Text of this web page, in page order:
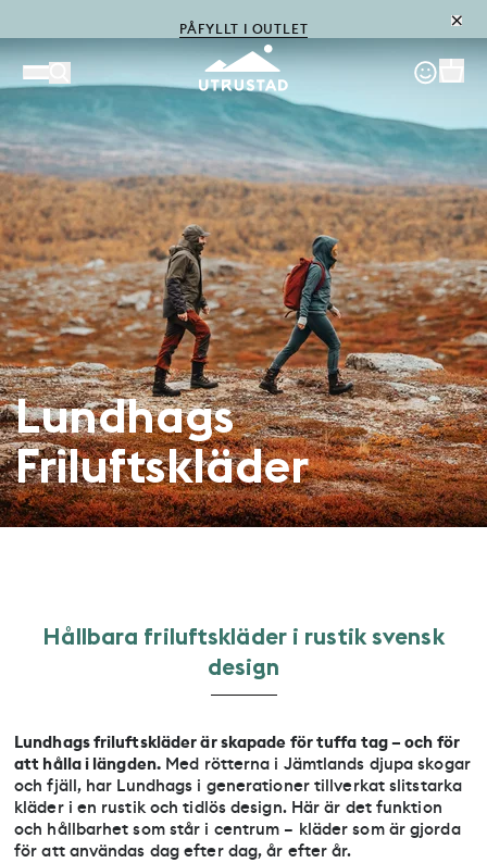
PÅFYLLT I OUTLET
Lundhags
Friluftskläder
Hållbara friluftskläder i rustiksvensk
design
Lundhags friluftskläder är skapade för tuffa tag – och för
att hålla i längden. Med rötterna i Jämtlands djupa skogar
och fjäll, har Lundhags i generationer tillverkat slitstarka
kläder i en rustik och tidlös design. Här är det funktion
och hållbarhet som står i centrum – kläder som är gjorda
för att användas dag efter dag, år efter år.